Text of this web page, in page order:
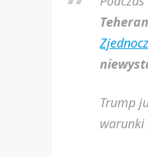
Trump
warunki